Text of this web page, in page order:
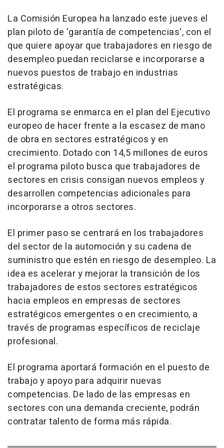
La Comisión Europea ha lanzado este jueves el
plan piloto de 'garantía de competencias', con el
que quiere apoyar que trabajadores en riesgo de
desempleo puedan reciclarse e incorporarse a
nuevos puestos de trabajo en industrias
estratégicas.
El programa se enmarca en el plan del Ejecutivo
europeo de hacer frente a la escasez de mano
de obra en sectores estratégicos y en
crecimiento. Dotado con 14,5 millones de euros
el programa piloto busca que trabajadores de
sectores en crisis consigan nuevos empleos y
desarrollen competencias adicionales para
incorporarse a otros sectores.
El primer paso se centrará en los trabajadores
del sector de la automoción y su cadena de
suministro que estén en riesgo de desempleo. La
idea es acelerar y mejorar la transición de los
trabajadores de estos sectores estratégicos
hacia empleos en empresas de sectores
estratégicos emergentes o en crecimiento, a
través de programas específicos de reciclaje
profesional.
El programa aportará formación en el puesto de
trabajo y apoyo para adquirir nuevas
competencias. De lado de las empresas en
sectores con una demanda creciente, podrán
contratar talento de forma más rápida.